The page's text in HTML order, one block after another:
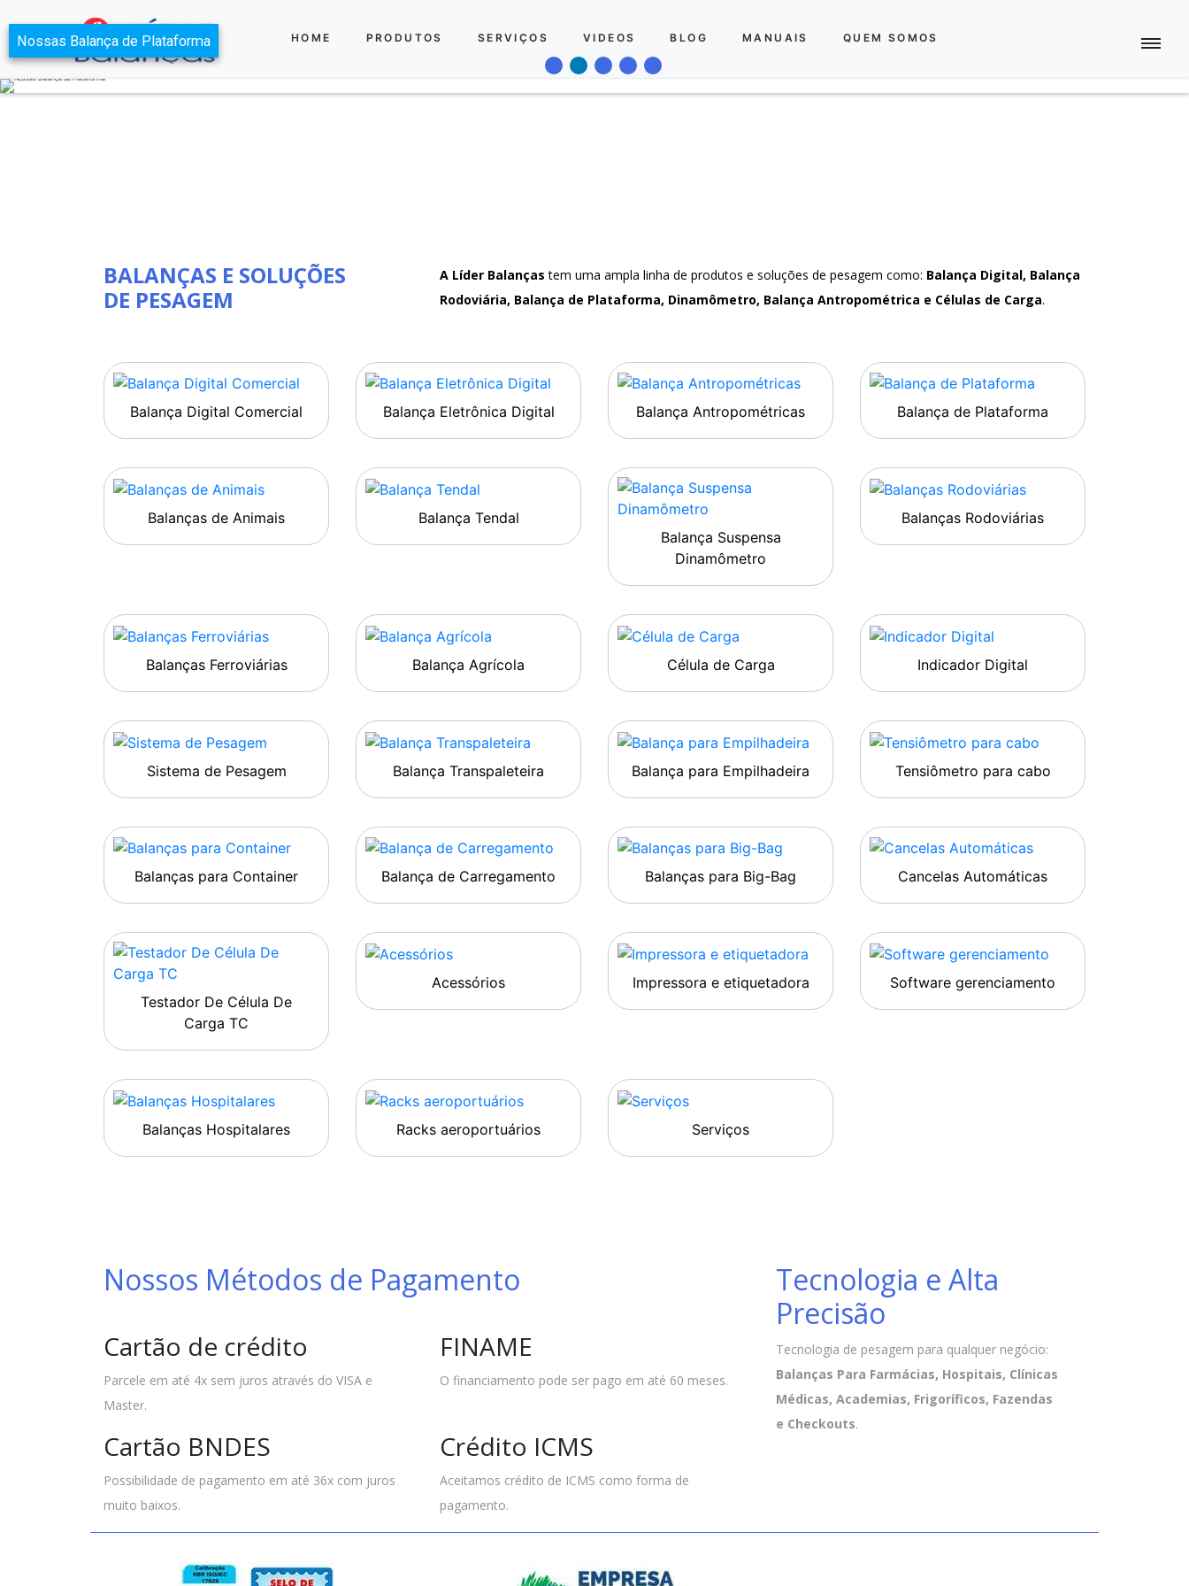
HOME PRODUTOS SERVIÇOS VIDEOS BLOG MANUAIS QUEM SOMOS
BALANÇAS E SOLUÇÕES
DE PESAGEM
A Líder Balanças tem uma ampla linha de produtos e soluções de pesagem como: Balança Digital, Balança
Rodoviária, Balança de Plataforma, Dinamômetro, Balança Antropométrica e Células de Carga.
Balança Digital Comercial Balança Eletrônica Digital Balança Antropométricas Balança de Plataforma
Balanças de Animais
Balança Tendal
Balança Suspensa
Dinamômetro
Balanças Rodoviárias
Balanças Ferroviárias Balança Agrícola Célula de Carga Indicador Digital
Sistema de Pesagem Balança Transpaleteira Balança para Empilhadeira Tensiômetro para cabo
Balanças para Container Balança de Carregamento Balanças para Big-Bag Cancelas Automáticas
Testador De Célula De
Carga TC
Acessórios Impressora e etiquetadora Software gerenciamento
Balanças Hospitalares Racks aeroportuários Serviços
Nossos Métodos de Pagamento
Cartão de crédito
Parcele em até 4x sem juros através do VISA e
Master.
FINAME
O financiamento pode ser pago em até 60 meses.
Cartão BNDES
Possibilidade de pagamento em até 36x com juros
muito baixos.
Crédito ICMS
Aceitamos crédito de ICMS como forma de
pagamento.
Tecnologia e Alta
Precisão
Tecnologia de pesagem para qualquer negócio:
Balanças Para Farmácias, Hospitais, Clínicas
Médicas, Academias, Frigoríficos, Fazendas
e Checkouts.